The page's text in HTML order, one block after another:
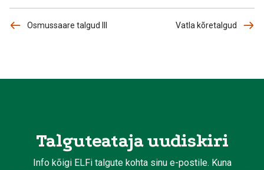
Osmussaare talgud III Vatla kõretalgud
Talguteataja uudiskiri
Info kõigi ELFi talgute kohta sinu e-postile. Kuna